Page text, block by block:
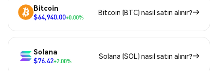
Bitcoin
$64,940.00+0.00%
Bitcoin (BTC) nasıl satın alınır?
Solana
$76.42+2.00%
Solana (SOL) nasıl satın alınır?